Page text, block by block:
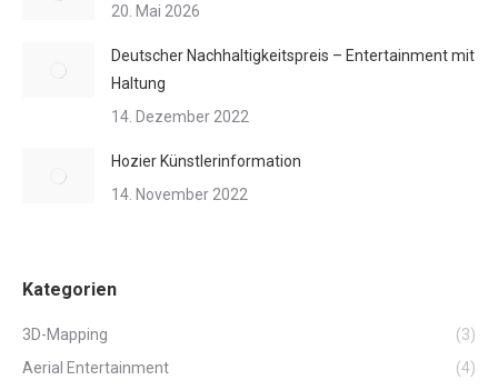
20. Mai 2026
Deutscher Nachhaltigkeitspreis – Entertainment mit
Haltung
14. Dezember 2022
Hozier Künstlerinformation
14. November 2022
Kategorien
3D-Mapping
(3)
Aerial Entertainment
(4)